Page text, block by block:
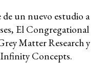
de un nuevo estudio a
El Congregational
Matter Research y
Concepts.